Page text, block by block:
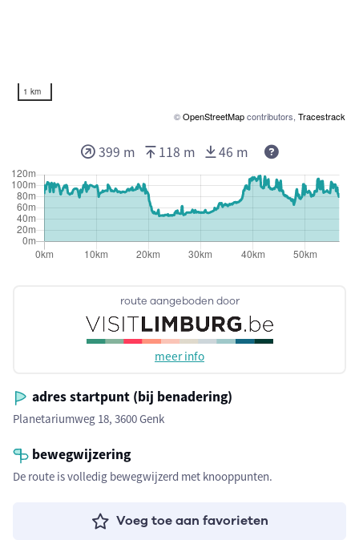
1 km
©OpenStreetMapcontributors, Tracestrack
route aangeboden door
meer info
adres startpunt (bij benadering)
Planetariumweg 18, 3600 Genk
bewegwijzering
De route is volledig bewegwijzerd met knooppunten.
Voeg toe aan favorieten
399 m 118 m 46 m